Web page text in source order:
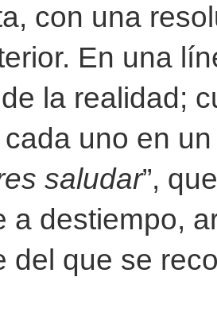
con una
En una
la realidad;
uno en
saludar”,
a destiempo,
del que se